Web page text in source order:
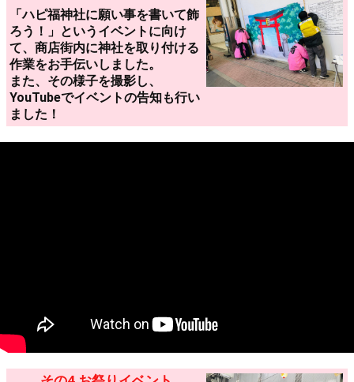
「ハピ福神社に願い事を書いて飾
ろう！」というイベントに向け
て、商店街内に神社を取り付ける
作業をお手伝いしました。
また、その様子を撮影し、
YouTubeでイベントの告知も行い
ました！